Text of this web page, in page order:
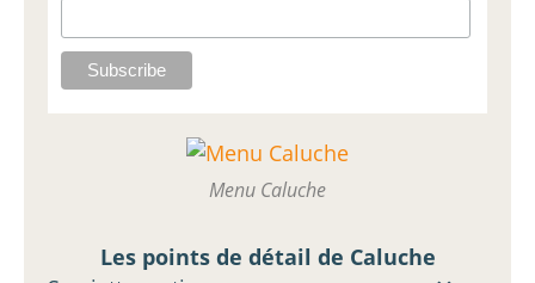
Menu Caluche
Les points de détail de Caluche